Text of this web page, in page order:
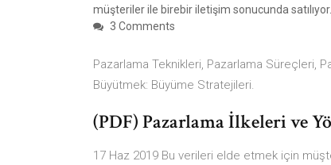
müşteriler ile birebir iletişim sonucunda satılıyor.
3 Comments
Pazarlama Teknikleri, Pazarlama Süreçleri,
Büyütmek: Büyüme Stratejileri.
(PDF) Pazarlama İlkeleri ve
17 Haz 2019 Bu verileri elde etmek için